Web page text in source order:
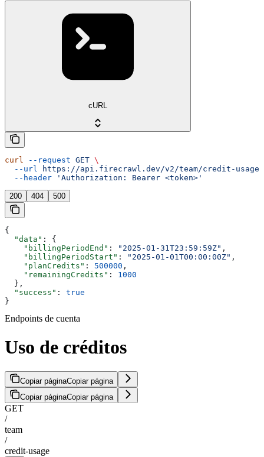
cURL
curl --request GET \
  --url
https://api.firecrawl.dev/v2/team/credit-usage
  --header
'Authorization: Bearer <token>'
200 404 500
{
  "data"
: {
    "billingPeriodEnd"
: "2025-01-31T23:59:59Z" ,
    "billingPeriodStart"
: "2025-01-01T00:00:00Z" ,
    "planCredits"
: 500000 ,
    "remainingCredits"
: 1000
  },
  "success"
: true
}
Endpoints de cuenta
Uso de créditos
Copiar páginaCopiar página
Copiar páginaCopiar página
GET
/
team
/
credit-usage